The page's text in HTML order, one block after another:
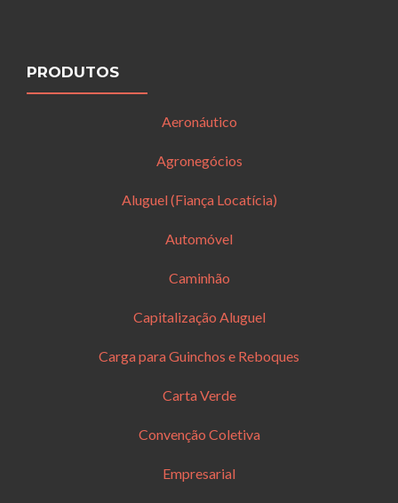
PRODUTOS
Aeronáutico
Agronegócios
Aluguel (Fiança Locatícia)
Automóvel
Caminhão
Capitalização Aluguel
Carga para Guinchos e Reboques
Carta Verde
Convenção Coletiva
Empresarial